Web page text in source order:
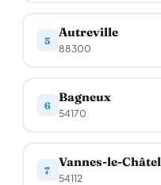
5
Autreville
88300
6
Bagneux
54170
7
Vannes-le-Châtel
54112